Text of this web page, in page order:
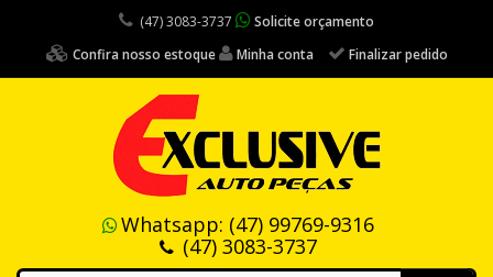
(47) 3083-3737
Solicite orçamento
Confira nosso estoque
Minha conta Finalizar pedido
Whatsapp: (47) 99769-9316
(47) 3083-3737